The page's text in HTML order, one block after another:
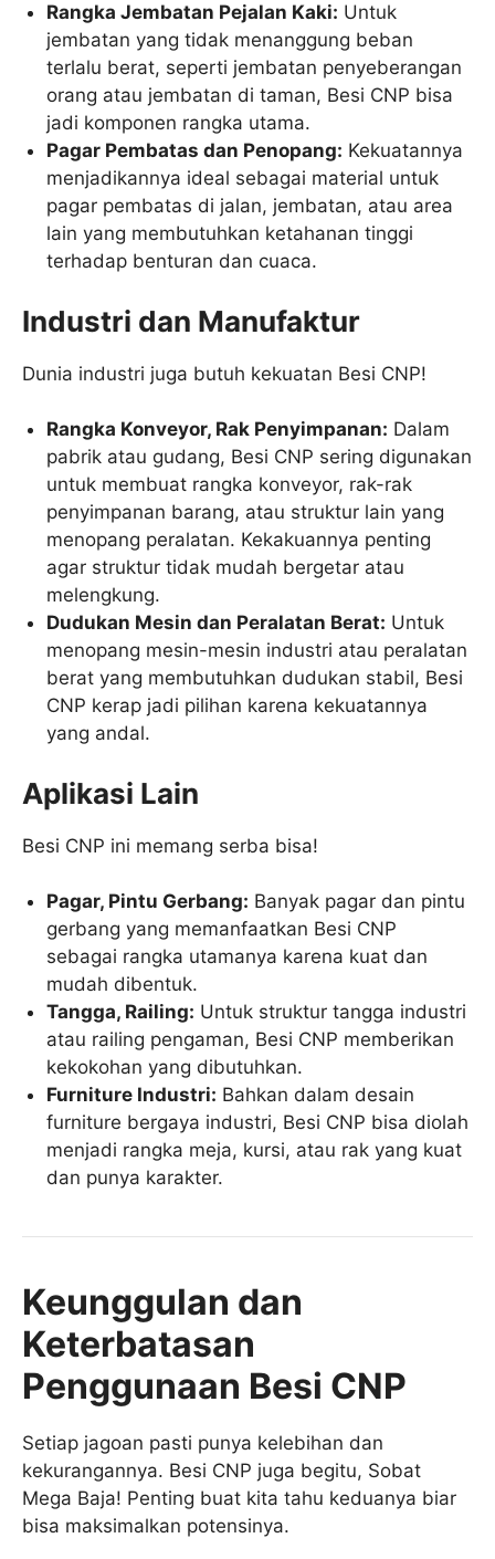
Rangka Jembatan Pejalan Kaki: Untuk
jembatan yang tidak menanggung beban
terlalu berat, seperti jembatan penyeberangan
orang atau jembatan di taman, Besi CNP bisa
jadi komponen rangka utama.
Pagar Pembatas dan Penopang: Kekuatannya
menjadikannya ideal sebagai material untuk
pagar pembatas di jalan, jembatan, atau area
lain yang membutuhkan ketahanan tinggi
terhadap benturan dan cuaca.
Industri dan Manufaktur
Dunia industri juga butuh kekuatan Besi CNP!
Rangka Konveyor, Rak Penyimpanan: Dalam
pabrik atau gudang, Besi CNP sering digunakan
untuk membuat rangka konveyor, rak-rak
penyimpanan barang, atau struktur lain yang
menopang peralatan. Kekakuannya penting
agar struktur tidak mudah bergetar atau
melengkung.
Dudukan Mesin dan Peralatan Berat: Untuk
menopang mesin-mesin industri atau peralatan
berat yang membutuhkan dudukan stabil, Besi
CNP kerap jadi pilihan karena kekuatannya
yang andal.
Aplikasi Lain
Besi CNP ini memang serba bisa!
Pagar, Pintu Gerbang: Banyak pagar dan pintu
gerbang yang memanfaatkan Besi CNP
sebagai rangka utamanya karena kuat dan
mudah dibentuk.
Tangga, Railing: Untuk struktur tangga industri
atau railing pengaman, Besi CNP memberikan
kekokohan yang dibutuhkan.
Furniture Industri: Bahkan dalam desain
furniture bergaya industri, Besi CNP bisa diolah
menjadi rangka meja, kursi, atau rak yang kuat
dan punya karakter.
Keunggulan dan
Keterbatasan
Penggunaan Besi CNP
Setiap jagoan pasti punya kelebihan dan
kekurangannya. Besi CNP juga begitu, Sobat
Mega Baja! Penting buat kita tahu keduanya biar
bisa maksimalkan potensinya.